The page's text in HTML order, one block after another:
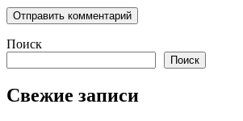
Поиск
Поиск
Свежие записи